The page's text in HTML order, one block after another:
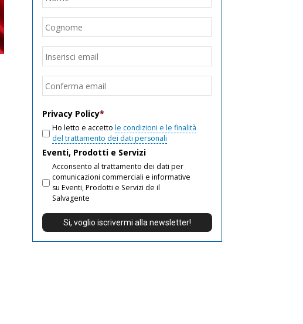
Email
Privacy Policy*
Ho letto e accetto le condizioni e le finalità
del trattamento dei dati personali
Eventi, Prodotti e Servizi
Acconsento al trattamento dei dati per
comunicazioni commerciali e informative
su Eventi, Prodotti e Servizi de il
Salvagente